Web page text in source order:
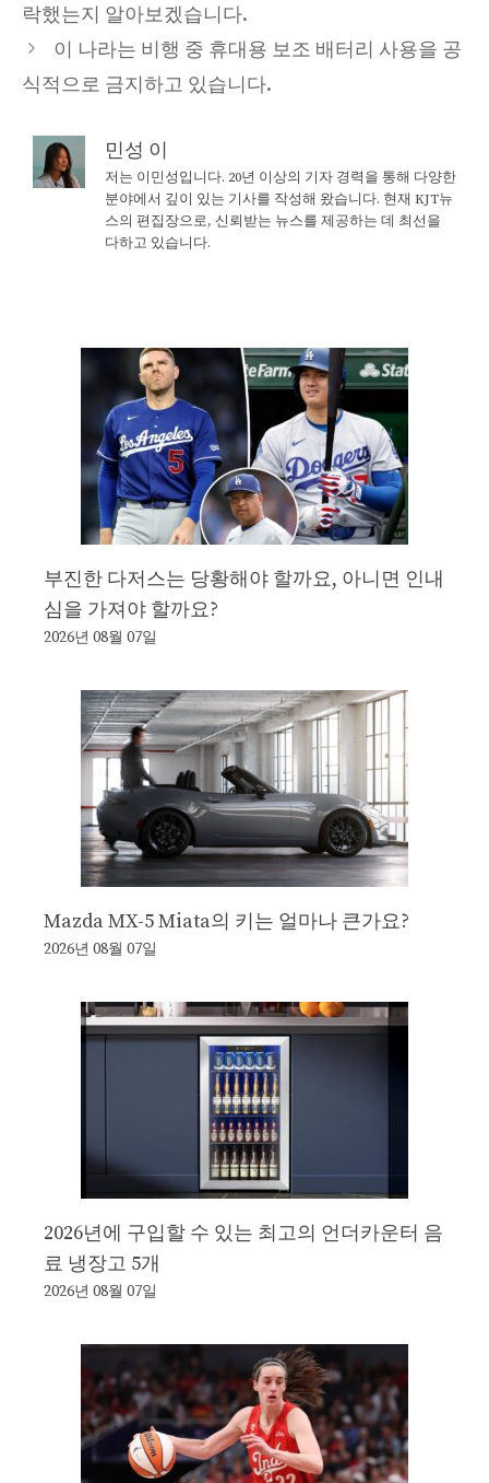
락했는지 알아보겠습니다.
이 나라는 비행 중 휴대용 보조 배터리 사용을 공
식적으로 금지하고 있습니다.
민성 이
저는 이민성입니다. 20년 이상의 기자 경력을 통해 다양한
분야에서 깊이 있는 기사를 작성해 왔습니다. 현재 KJT뉴
스의 편집장으로, 신뢰받는 뉴스를 제공하는 데 최선을
다하고 있습니다.
부진한 다저스는 당황해야 할까요, 아니면 인내
심을 가져야 할까요?
2026년 08월 07일
Mazda MX-5 Miata의 키는 얼마나 큰가요?
2026년 08월 07일
2026년에 구입할 수 있는 최고의 언더카운터 음
료 냉장고 5개
2026년 08월 07일